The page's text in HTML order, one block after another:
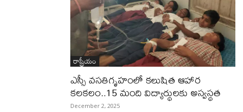
రాష్ట్రీయం
ఎస్సీ వసతిగృహంలో కలుషిత ఆహార
కలకలం..15 మంది విద్యార్థులకు అస్వస్థత
December 2, 2025